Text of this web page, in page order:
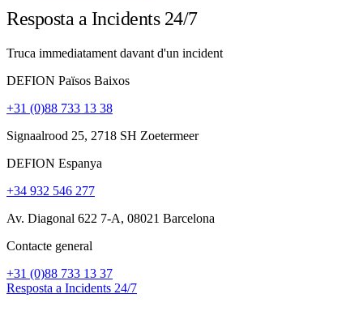
Resposta a Incidents 24/7
Truca immediatament davant d'un incident
DEFION Països Baixos
+31 (0)88 733 13 38
Signaalrood 25, 2718 SH Zoetermeer
DEFION Espanya
+34 932 546 277
Av. Diagonal 622 7-A, 08021 Barcelona
Contacte general
+31 (0)88 733 13 37
Resposta a Incidents 24/7